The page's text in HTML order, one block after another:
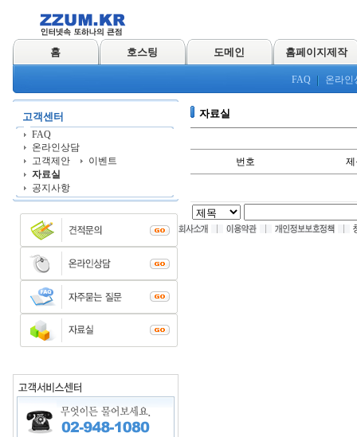
홈 호스팅 도메인 홈페이지제작
FAQ 온라인
고객센터
FAQ
온라인상담
고객제안
이벤트
자료실
공지사항
자료실
번호